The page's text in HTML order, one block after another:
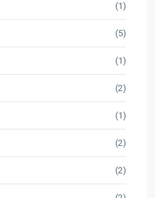
(1)
(5)
(1)
(2)
(1)
(2)
(2)